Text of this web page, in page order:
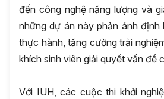
đến công nghệ năng lượng và
những dự án này phản ánh
thực hành, tăng cường trải
khích sinh viên giải quyết vấn đề
Với IUH, các cuộc thi khởi